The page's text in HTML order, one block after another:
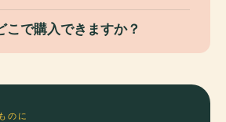
こで購入できますか？
のに